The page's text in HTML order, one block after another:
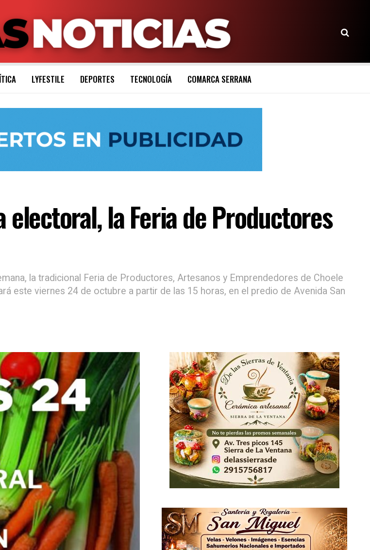
LYFESTILE DEPORTES TECNOLOGÍA COMARCA SERRANA
electoral, la Feria de Productores
la tradicional Feria de Productores, Artesanos y Emprendedores de Choele
este viernes 24 de octubre a partir de las 15 horas, en el predio de Avenida San